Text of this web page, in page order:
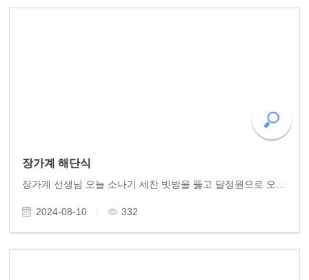
장가계 해단식
2024-08-10 332